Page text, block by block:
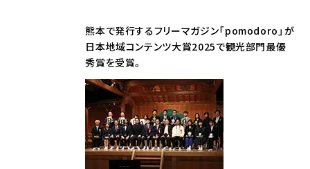
熊本で発行するフリーマガジン「pomodoro」が
日本地域コンテンツ大賞2025で観光部門最優
秀賞を受賞。